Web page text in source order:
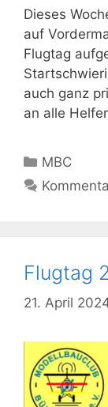
Dieses
auf
Flugtag
auch ganz
an alle
Kategorien
MBC
Flugtag
21. April